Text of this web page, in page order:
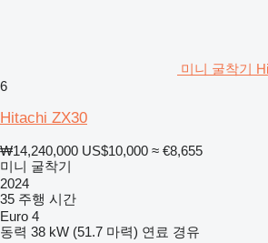
미니 굴착기
6
Hitachi ZX30
₩14,240,000 US$10,000 ≈ €8,655
미니 굴착기
2024
35 주행 시간
Euro 4
동력 38 kW (51.7 마력) 연료 경유